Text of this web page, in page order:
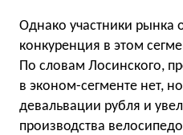
Однако участники рынка
конкуренция в этом
По словам Лосинского,
в эконом-сегменте нет,
девальвации рубля и
производства